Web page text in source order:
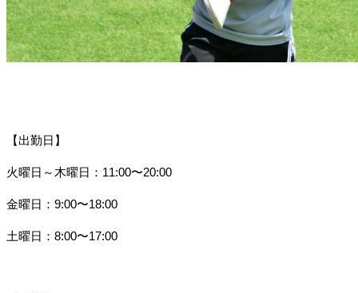
【出勤日】
火曜日～木曜日：11:00〜20:00
金曜日：9:00〜18:00
土曜日：8:00〜17:00